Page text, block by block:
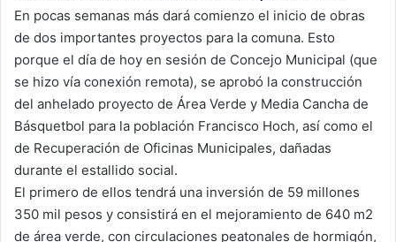
En pocas semanas más dará comienzo el inicio de obras
de dos importantes proyectos para la comuna. Esto
porque el día de hoy en sesión de Concejo Municipal (que
se hizo vía conexión remota), se aprobó la construcción
del anhelado proyecto de Área Verde y Media Cancha de
Básquetbol para la población Francisco Hoch, así como el
de Recuperación de Oficinas Municipales, dañadas
durante el estallido social.
El primero de ellos tendrá una inversión de 59 millones
350 mil pesos y consistirá en el mejoramiento de 640 m2
de área verde, con circulaciones peatonales de hormigón,